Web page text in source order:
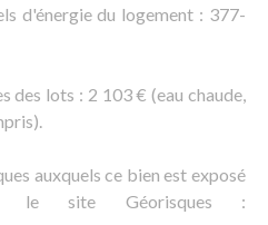
d'énergie du logement : 377-
des lots : 2 103 € (eau chaude,
auxquels ce bien est exposé
le site Géorisques :